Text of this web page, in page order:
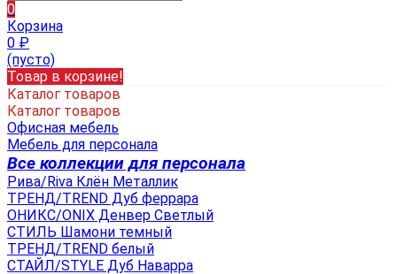
0
Корзина
0 ₽
(пусто)
Товар в корзине!
Каталог товаров
Каталог товаров
Офисная мебель
Мебель для персонала
Все коллекции для персонала
Рива/Riva Клён Металлик
ТРЕНД/TREND Дуб феррара
ОНИКС/ONIX Денвер Светлый
СТИЛЬ Шамони темный
ТРЕНД/TREND белый
СТАЙЛ/STYLE Дуб Наварра